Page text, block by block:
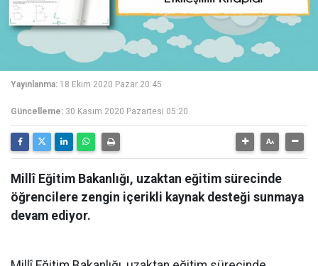
Yayınlanma: 18 Ekim 2020 Pazar 20:45
Güncelleme: 30 Kasım 2020 Pazartesi 05:20
Millî Eğitim Bakanlığı, uzaktan eğitim sürecinde
öğrencilere zengin içerikli kaynak desteği sunmaya
devam ediyor.